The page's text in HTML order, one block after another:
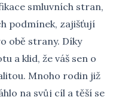
smluvních stran,
podmínek, zajišťují
obě strany. Díky
a klid, že váš sen o
Mnoho rodin již
na svůj cíl a těší se